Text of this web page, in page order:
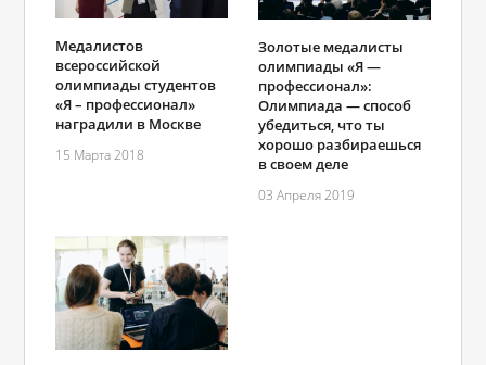
Медалистов
всероссийской
олимпиады студентов
«Я – профессионал»
наградили в Москве
15 Марта 2018
Золотые медалисты
олимпиады «Я —
профессионал»:
Олимпиада — способ
убедиться, что ты
хорошо разбираешься
в своем деле
03 Апреля 2019